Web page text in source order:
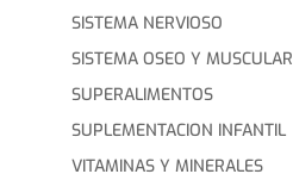
SISTEMA NERVIOSO
SISTEMA OSEO Y MUSCULAR
SUPERALIMENTOS
SUPLEMENTACION INFANTIL
VITAMINAS Y MINERALES